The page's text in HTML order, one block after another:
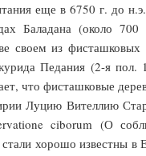
еще в 6750 г. до
Баладана (около
своем из
Педания (2-я
что фисташковые
Луцию Вителлию
ciborum (О
хорошо известны в